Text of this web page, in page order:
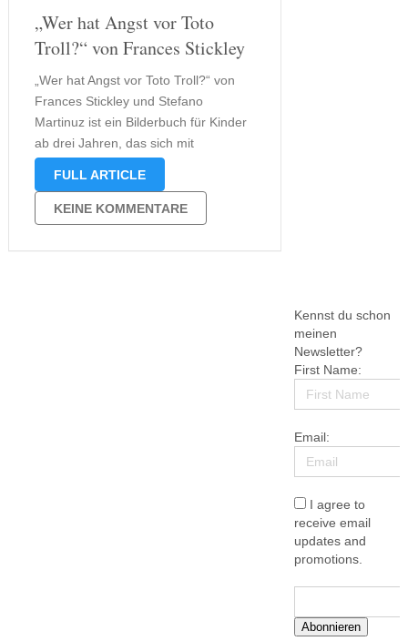
„Wer hat Angst vor Toto
Troll?“ von Frances Stickley
„Wer hat Angst vor Toto Troll?“ von
Frances Stickley und Stefano
Martinuz ist ein Bilderbuch für Kinder
ab drei Jahren, das sich mit
Emotionen auseinander setzt. Die
Megaphon auf dem Cover des
Buches. Er lebt ein wenig
zurückgezogen und liebt …
FULL ARTICLE
KEINE KOMMENTARE
Kennst du schon
meinen
Newsletter?
First Name:
Email:
I agree to
receive email
updates and
promotions.
Abonnieren